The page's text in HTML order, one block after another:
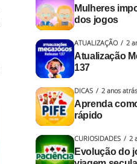
Mulheres
dos jogos
ATUALIZAÇÃO 2
Atualização
137
DICAS 2 anos atrás
Aprenda
rápido
CURIOSIDADES 2
Evolução do